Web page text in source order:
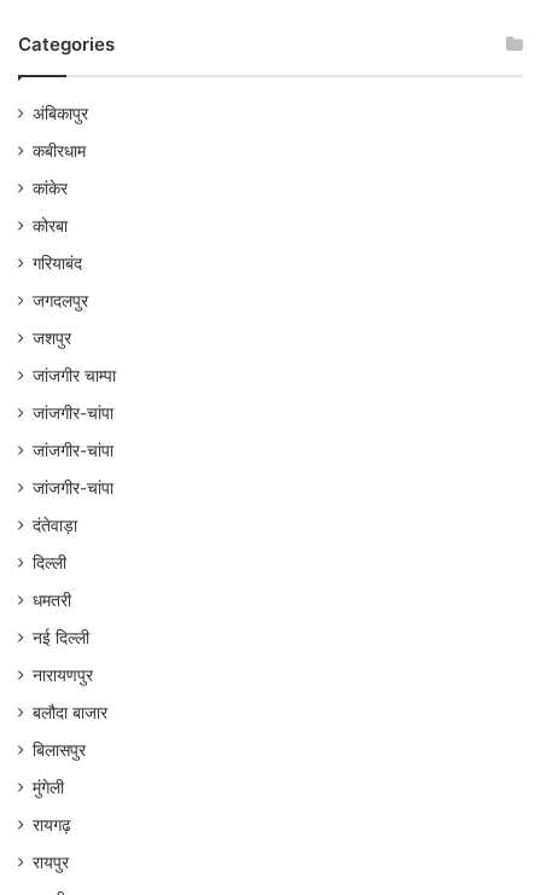
Categories
अंबिकापुर
कबीरधाम
कांकेर
कोरबा
गरियाबंद
जगदलपुर
जशपुर
जांजगीर चाम्पा
जांजगीर-चांपा
जांजगीर-चांपा
जांजगीर-चांपा
दंतेवाड़ा
दिल्ली
धमतरी
नई दिल्ली
नारायणपुर
बलौदा बाजार
बिलासपुर
मुंगेली
रायगढ़
रायपुर